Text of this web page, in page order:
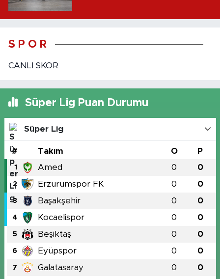
S P O R
CANLI SKOR
Süper Lig Puan Durumu
Süper Lig
# Takım O P
1 Amed 0 0
2 Erzurumspor FK 0 0
3 Başakşehir 0 0
4 Kocaelispor 0 0
5 Beşiktaş 0 0
6 Eyüpspor 0 0
7 Galatasaray 0 0